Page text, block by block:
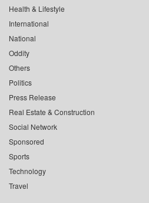
Health & Lifestyle
International
National
Oddity
Others
Politics
Press Release
Real Estate & Construction
Social Network
Sponsored
Sports
Technology
Travel